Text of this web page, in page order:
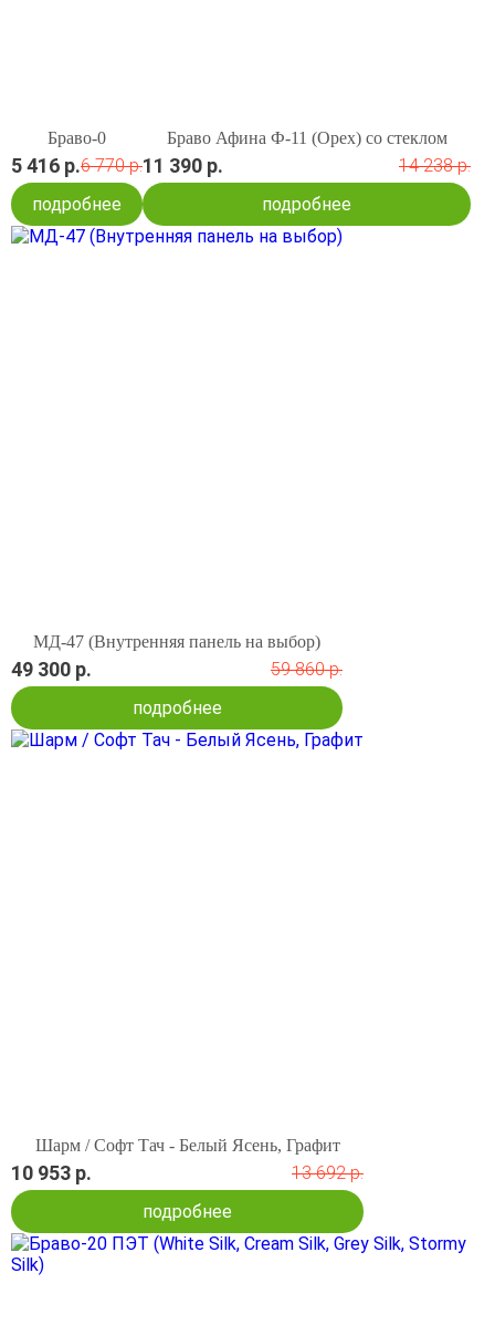
Браво-0
5 416 р.6 770 р.
подробнее
Браво Афина Ф-11 (Орех) со стеклом
11 390 р.
14 238 р.
подробнее
МД-47 (Внутренняя панель на выбор)
49 300 р.
59 860 р.
подробнее
Шарм / Софт Тач - Белый Ясень, Графит
10 953 р.
13 692 р.
подробнее